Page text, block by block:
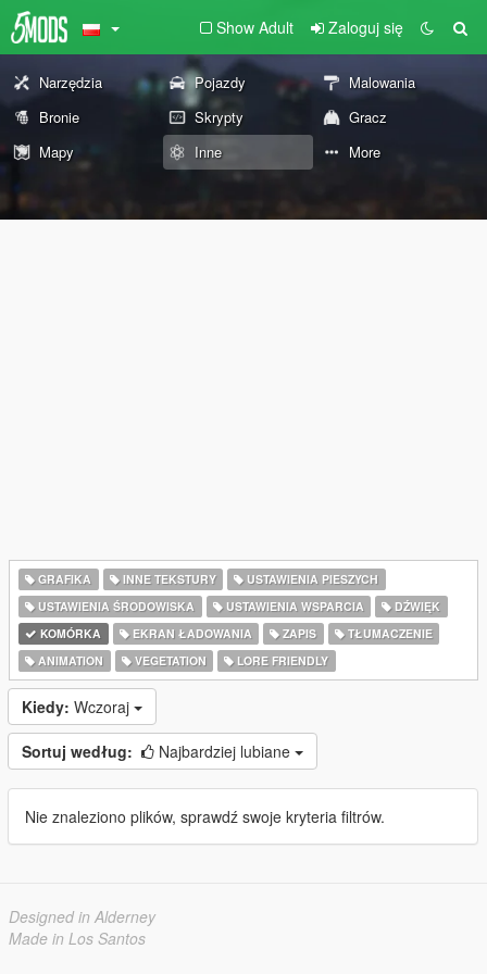
Show Adult Zaloguj się
Narzędzia Pojazdy
Malowania
Bronie
Skrypty
Gracz
Mapy
Inne More
GRAFIKA INNE TEKSTURY
USTAWIENIA PIESZYCH
USTAWIENIA ŚRODOWISKA
USTAWIENIA WSPARCIA
DŹWIĘK
KOMÓRKA
EKRAN ŁADOWANIA ZAPIS
TŁUMACZENIE
ANIMATION
VEGETATION LORE FRIENDLY
Kiedy: Wczoraj
Sortuj według: Najbardziej lubiane
Nie znaleziono plików, sprawdź swoje kryteria filtrów.
Designed in Alderney
Made in Los Santos